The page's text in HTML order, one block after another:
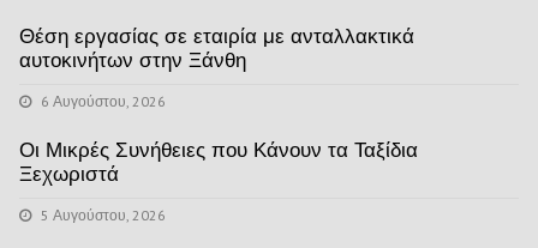
Θέση εργασίας σε εταιρία με ανταλλακτικά
αυτοκινήτων στην Ξάνθη
6 Αυγούστου, 2026
Οι Μικρές Συνήθειες που Κάνουν τα Ταξίδια
Ξεχωριστά
5 Αυγούστου, 2026